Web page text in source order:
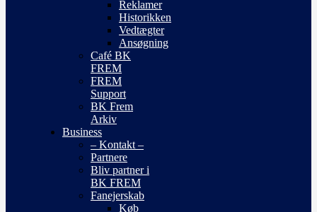
Reklamer
Historikken
Vedtægter
Ansøgning
Café BK
FREM
FREM
Support
BK Frem
Arkiv
Business
– Kontakt –
Partnere
Bliv partner i
BK FREM
Fanejerskab
Køb